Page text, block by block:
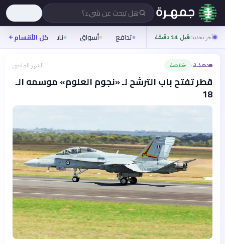
هل تبحث عن شيء؟
آخر تحديثقبل 14 دقيقة تدافع أسواق ناس روح
كل الأقسام
دهشة› خلاصة الشهر الماضي
قطر تفتح باب الترشح لـ «نجوم العلوم» موسمه الـ
18